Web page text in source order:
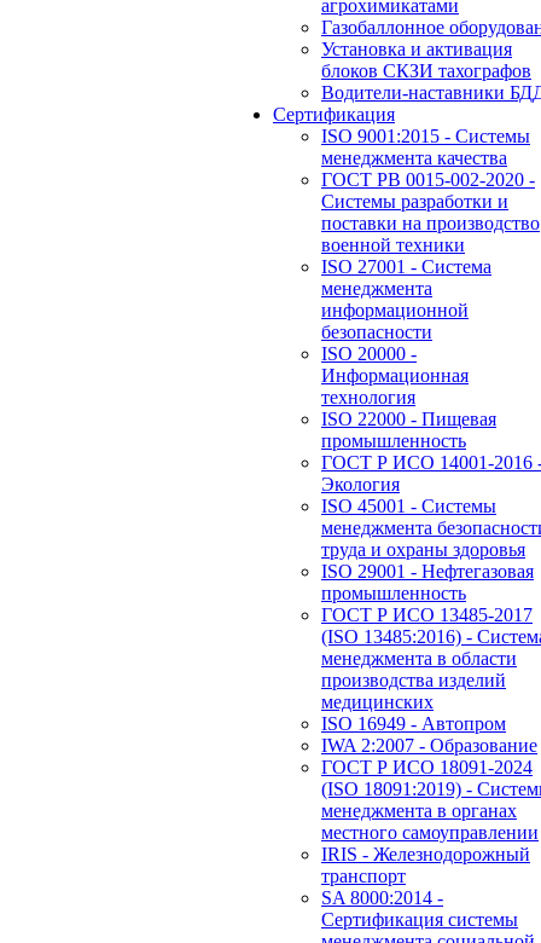
агрохимикатами
Газобаллонное
Установка и активация
блоков СКЗИ тахографов
Водители-наставники
Сертификация
ISO 9001:2015 - Системы
менеджмента качества
ГОСТ РВ 0015-002-2020 -
Системы разработки и
поставки на производство
военной техники
ISO 27001 - Система
менеджмента
информационной
безопасности
ISO 20000 -
Информационная
технология
ISO 22000 - Пищевая
промышленность
ГОСТ Р ИСО 14001-2016
Экология
ISO 45001 - Системы
менеджмента
труда и охраны здоровья
ISO 29001 - Нефтегазовая
промышленность
ГОСТ Р ИСО 13485-2017
(ISO 13485:2016) -
менеджмента в области
производства изделий
медицинских
ISO 16949 - Автопром
IWA 2:2007 - Образование
ГОСТ Р ИСО 18091-2024
(ISO 18091:2019) -
менеджмента в органах
местного самоуправлении
IRIS - Железнодорожный
транспорт
SA 8000:2014 -
Сертификация системы